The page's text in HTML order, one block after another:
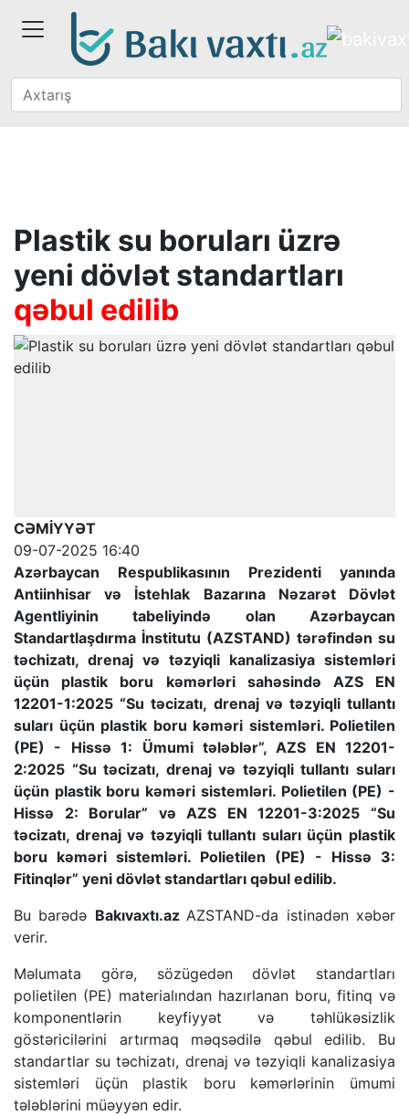
Plastik su boruları üzrə
yeni dövlət standartları
qəbul edilib
CƏMİYYƏT
09-07-2025 16:40
Azərbaycan Respublikasının Prezidenti yanında
Antiinhisar və İstehlak Bazarına Nəzarət Dövlət
Agentliyinin tabeliyində olan Azərbaycan
Standartlaşdırma İnstitutu (AZSTAND) tərəfindən su
təchizatı, drenaj və təzyiqli kanalizasiya sistemləri
üçün plastik boru kəmərləri sahəsində AZS EN
12201-1:2025 “Su təcizatı, drenaj və təzyiqli tullantı
suları üçün plastik boru kəməri sistemləri. Polietilen
(PE) - Hissə 1: Ümumi tələblər”, AZS EN 12201-
2:2025 “Su təcizatı, drenaj və təzyiqli tullantı suları
üçün plastik boru kəməri sistemləri. Polietilen (PE) -
Hissə 2: Borular” və AZS EN 12201-3:2025 “Su
təcizatı, drenaj və təzyiqli tullantı suları üçün plastik
boru kəməri sistemləri. Polietilen (PE) - Hissə 3:
Fitinqlər” yeni dövlət standartları qəbul edilib.
Bu barədə Bakıvaxtı.azAZSTAND-da istinadən xəbər
verir.
Məlumata görə, sözügedən dövlət standartları
polietilen (PE) materialından hazırlanan boru, fitinq və
komponentlərin keyfiyyət və təhlükəsizlik
göstəricilərini artırmaq məqsədilə qəbul edilib. Bu
standartlar su təchizatı, drenaj və təzyiqli kanalizasiya
sistemləri üçün plastik boru kəmərlərinin ümumi
tələblərini müəyyən edir.